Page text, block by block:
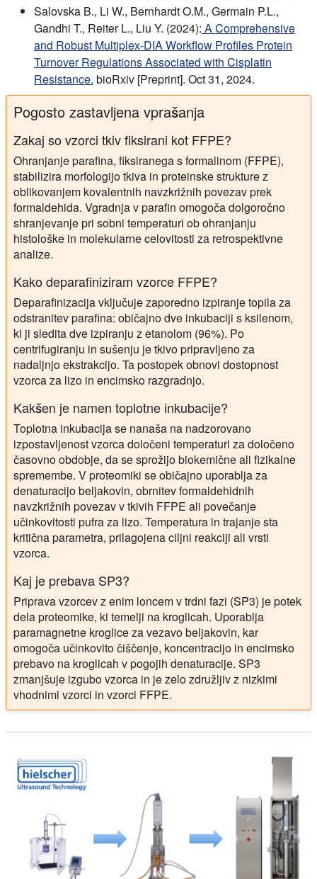
Salovska B., Li W., Bernhardt O.M., Germain P.L.,
Gandhi T., Reiter L., Liu Y. (2024): A Comprehensive
and Robust Multiplex-DIA Workflow Profiles Protein
Turnover Regulations Associated with Cisplatin
Resistance. bioRxiv [Preprint]. Oct 31, 2024.
Pogosto zastavljena vprašanja
Zakaj so vzorci tkiv fiksirani kot FFPE?
Ohranjanje parafina, fiksiranega s formalinom (FFPE),
stabilizira morfologijo tkiva in proteinske strukture z
oblikovanjem kovalentnih navzkrižnih povezav prek
formaldehida. Vgradnja v parafin omogoča dolgoročno
shranjevanje pri sobni temperaturi ob ohranjanju
histološke in molekularne celovitosti za retrospektivne
analize.
Kako deparafiniziram vzorce FFPE?
Deparafinizacija vključuje zaporedno izpiranje topila za
odstranitev parafina: običajno dve inkubaciji s ksilenom,
ki ji sledita dve izpiranju z etanolom (96%). Po
centrifugiranju in sušenju je tkivo pripravljeno za
nadaljnjo ekstrakcijo. Ta postopek obnovi dostopnost
vzorca za lizo in encimsko razgradnjo.
Kakšen je namen toplotne inkubacije?
Toplotna inkubacija se nanaša na nadzorovano
izpostavljenost vzorca določeni temperaturi za določeno
časovno obdobje, da se sprožijo biokemične ali fizikalne
spremembe. V proteomiki se običajno uporablja za
denaturacijo beljakovin, obrnitev formaldehidnih
navzkrižnih povezav v tkivih FFPE ali povečanje
učinkovitosti pufra za lizo. Temperatura in trajanje sta
kritična parametra, prilagojena ciljni reakciji ali vrsti
vzorca.
Kaj je prebava SP3?
Priprava vzorcev z enim loncem v trdni fazi (SP3) je potek
dela proteomike, ki temelji na kroglicah. Uporablja
paramagnetne kroglice za vezavo beljakovin, kar
omogoča učinkovito čiščenje, koncentracijo in encimsko
prebavo na kroglicah v pogojih denaturacije. SP3
zmanjšuje izgubo vzorca in je zelo združljiv z nizkimi
vhodnimi vzorci in vzorci FFPE.